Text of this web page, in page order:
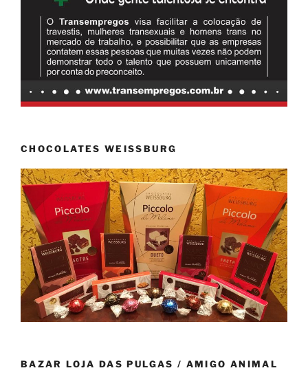
CHOCOLATES WEISSBURG
BAZAR LOJA DAS PULGAS / AMIGO ANIMAL